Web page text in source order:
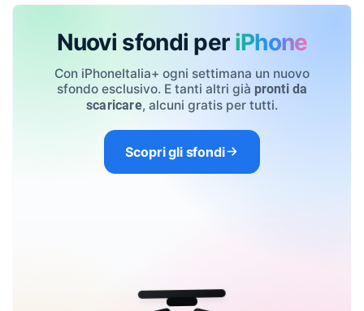
Nuovi sfondi per iPhone
Con iPhoneItalia+ ogni settimana un nuovo
sfondo esclusivo. E tanti altri già pronti da
scaricare, alcuni gratis per tutti.
Scopri gli sfondi